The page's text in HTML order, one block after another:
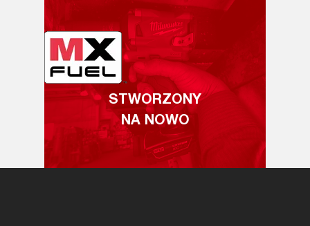
STWORZONY
NA NOWO